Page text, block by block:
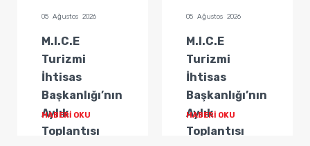
05 Ağustos 2026
M.I.C.E
Turizmi
İhtisas
Başkanlığı’nın
Aylık
Toplantısı
HABERİ OKU
05 Ağustos 2026
M.I.C.E
Turizmi
İhtisas
Başkanlığı’nın
Aylık
Toplantısı
HABERİ OKU